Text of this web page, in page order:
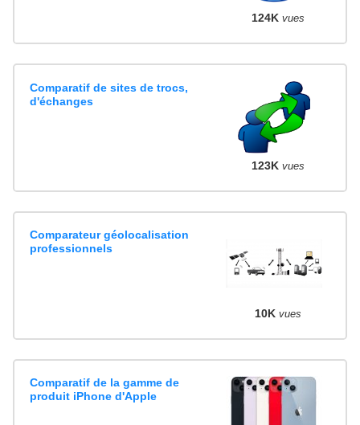
124K vues
Comparatif de sites de trocs,
d'échanges
123K vues
Comparateur géolocalisation
professionnels
10K vues
Comparatif de la gamme de
produit iPhone d'Apple